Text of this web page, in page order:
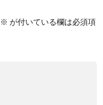
※ が付いている欄は必須項